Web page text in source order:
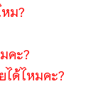
ม?
คะ?
ได้ไหมคะ?